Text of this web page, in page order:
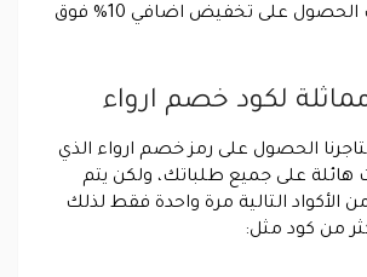
شراء ارواء يمكنك الحصول على تخفيض اضافي 10% فوق
لكود خصم ارواء
الحصول على رمز خصم ارواء الذي
على جميع طلباتك، ولكن يتم
الأكواد التالية مرة واحدة فقط لذلك
من كود مثل: